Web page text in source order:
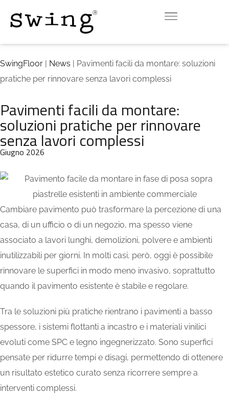
SwingFloor | News | Pavimenti facili da montare: soluzioni
pratiche per rinnovare senza lavori complessi
Pavimenti facili da montare:
soluzioni pratiche per rinnovare
senza lavori complessi
Giugno 2026
Cambiare pavimento può trasformare la percezione di una
casa, di un ufficio o di un negozio, ma spesso viene
associato a lavori lunghi, demolizioni, polvere e ambienti
inutilizzabili per giorni. In molti casi, però, oggi è possibile
rinnovare le superfici in modo meno invasivo, soprattutto
quando il pavimento esistente è stabile e regolare.
Tra le soluzioni più pratiche rientrano i pavimenti a basso
spessore, i sistemi flottanti a incastro e i materiali vinilici
evoluti come SPC e legno ingegnerizzato. Sono superfici
pensate per ridurre tempi e disagi, permettendo di ottenere
un risultato estetico curato senza ricorrere sempre a
interventi complessi.